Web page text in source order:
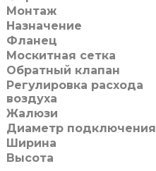
Монтаж
Назначение
Фланец
Москитная сетка
Обратный клапан
Регулировка расхода
воздуха
Жалюзи
Диаметр подключения
Ширина
Высота